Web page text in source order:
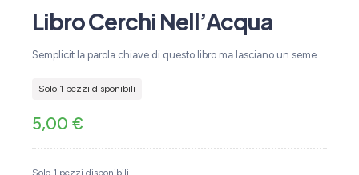
Libro Cerchi Nell’Acqua
Semplicit la parola chiave di questo libro ma lasciano un seme
Solo 1 pezzi disponibili
5,00 €
Solo 1 pezzi disponibili